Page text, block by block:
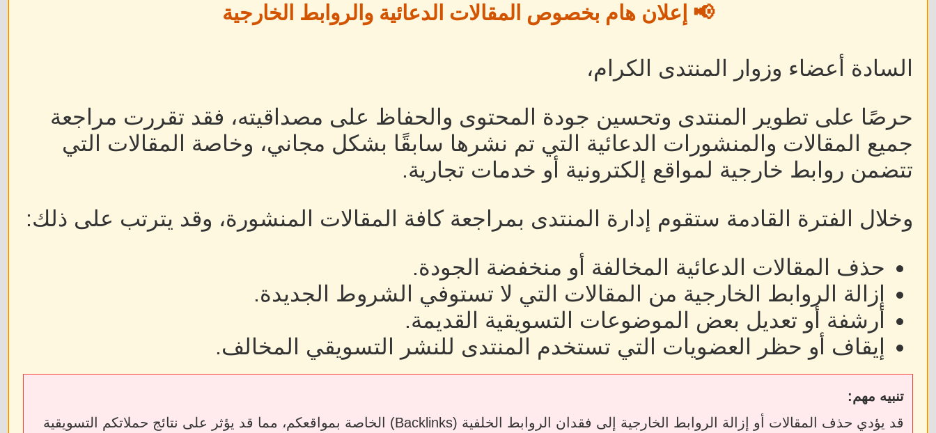
📢 إعلان هام بخصوص المقالات الدعائية والروابط الخارجية
السادة أعضاء وزوار المنتدى الكرام،
حرصًا على تطوير المنتدى وتحسين جودة المحتوى والحفاظ على مصداقيته، فقد تقررت مراجعة
جميع المقالات والمنشورات الدعائية التي تم نشرها سابقًا بشكل مجاني، وخاصة المقالات التي
تتضمن روابط خارجية لمواقع إلكترونية أو خدمات تجارية.
وخلال الفترة القادمة ستقوم إدارة المنتدى بمراجعة كافة المقالات المنشورة، وقد يترتب على ذلك:
حذف المقالات الدعائية المخالفة أو منخفضة الجودة.
إزالة الروابط الخارجية من المقالات التي لا تستوفي الشروط الجديدة.
أرشفة أو تعديل بعض الموضوعات التسويقية القديمة.
إيقاف أو حظر العضويات التي تستخدم المنتدى للنشر التسويقي المخالف.
تنبيه مهم:
قد يؤدي حذف المقالات أو إزالة الروابط الخارجية إلى فقدان الروابط الخلفية (Backlinks) الخاصة بمواقعكم، مما قد يؤثر على نتائج حملاتكم التسويقية